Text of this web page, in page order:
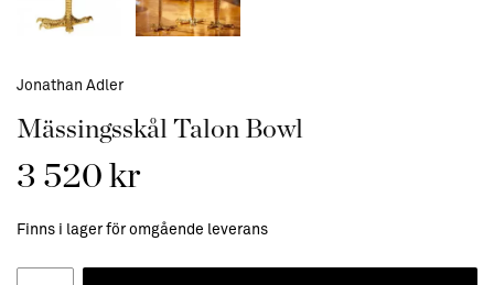
Jonathan Adler
Mässingsskål Talon Bowl
3 520 kr
Finns i lager för omgående leverans